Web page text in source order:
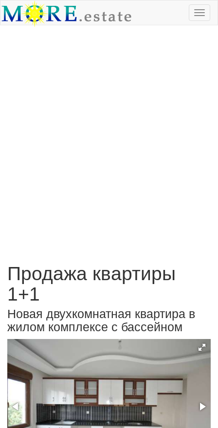
Продажа квартиры
1+1
Новая двухкомнатная квартира в
жилом комплексе с бассейном